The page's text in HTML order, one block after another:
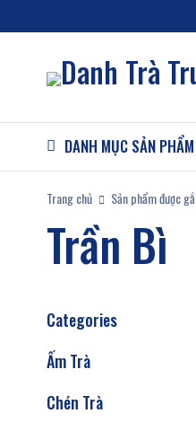
DANH MỤC SẢN PHẨM
Trang chủ Sản phẩm được
Trần Bì
Categories
Ấm Trà
Chén Trà